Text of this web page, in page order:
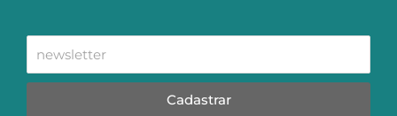
Cadastrar